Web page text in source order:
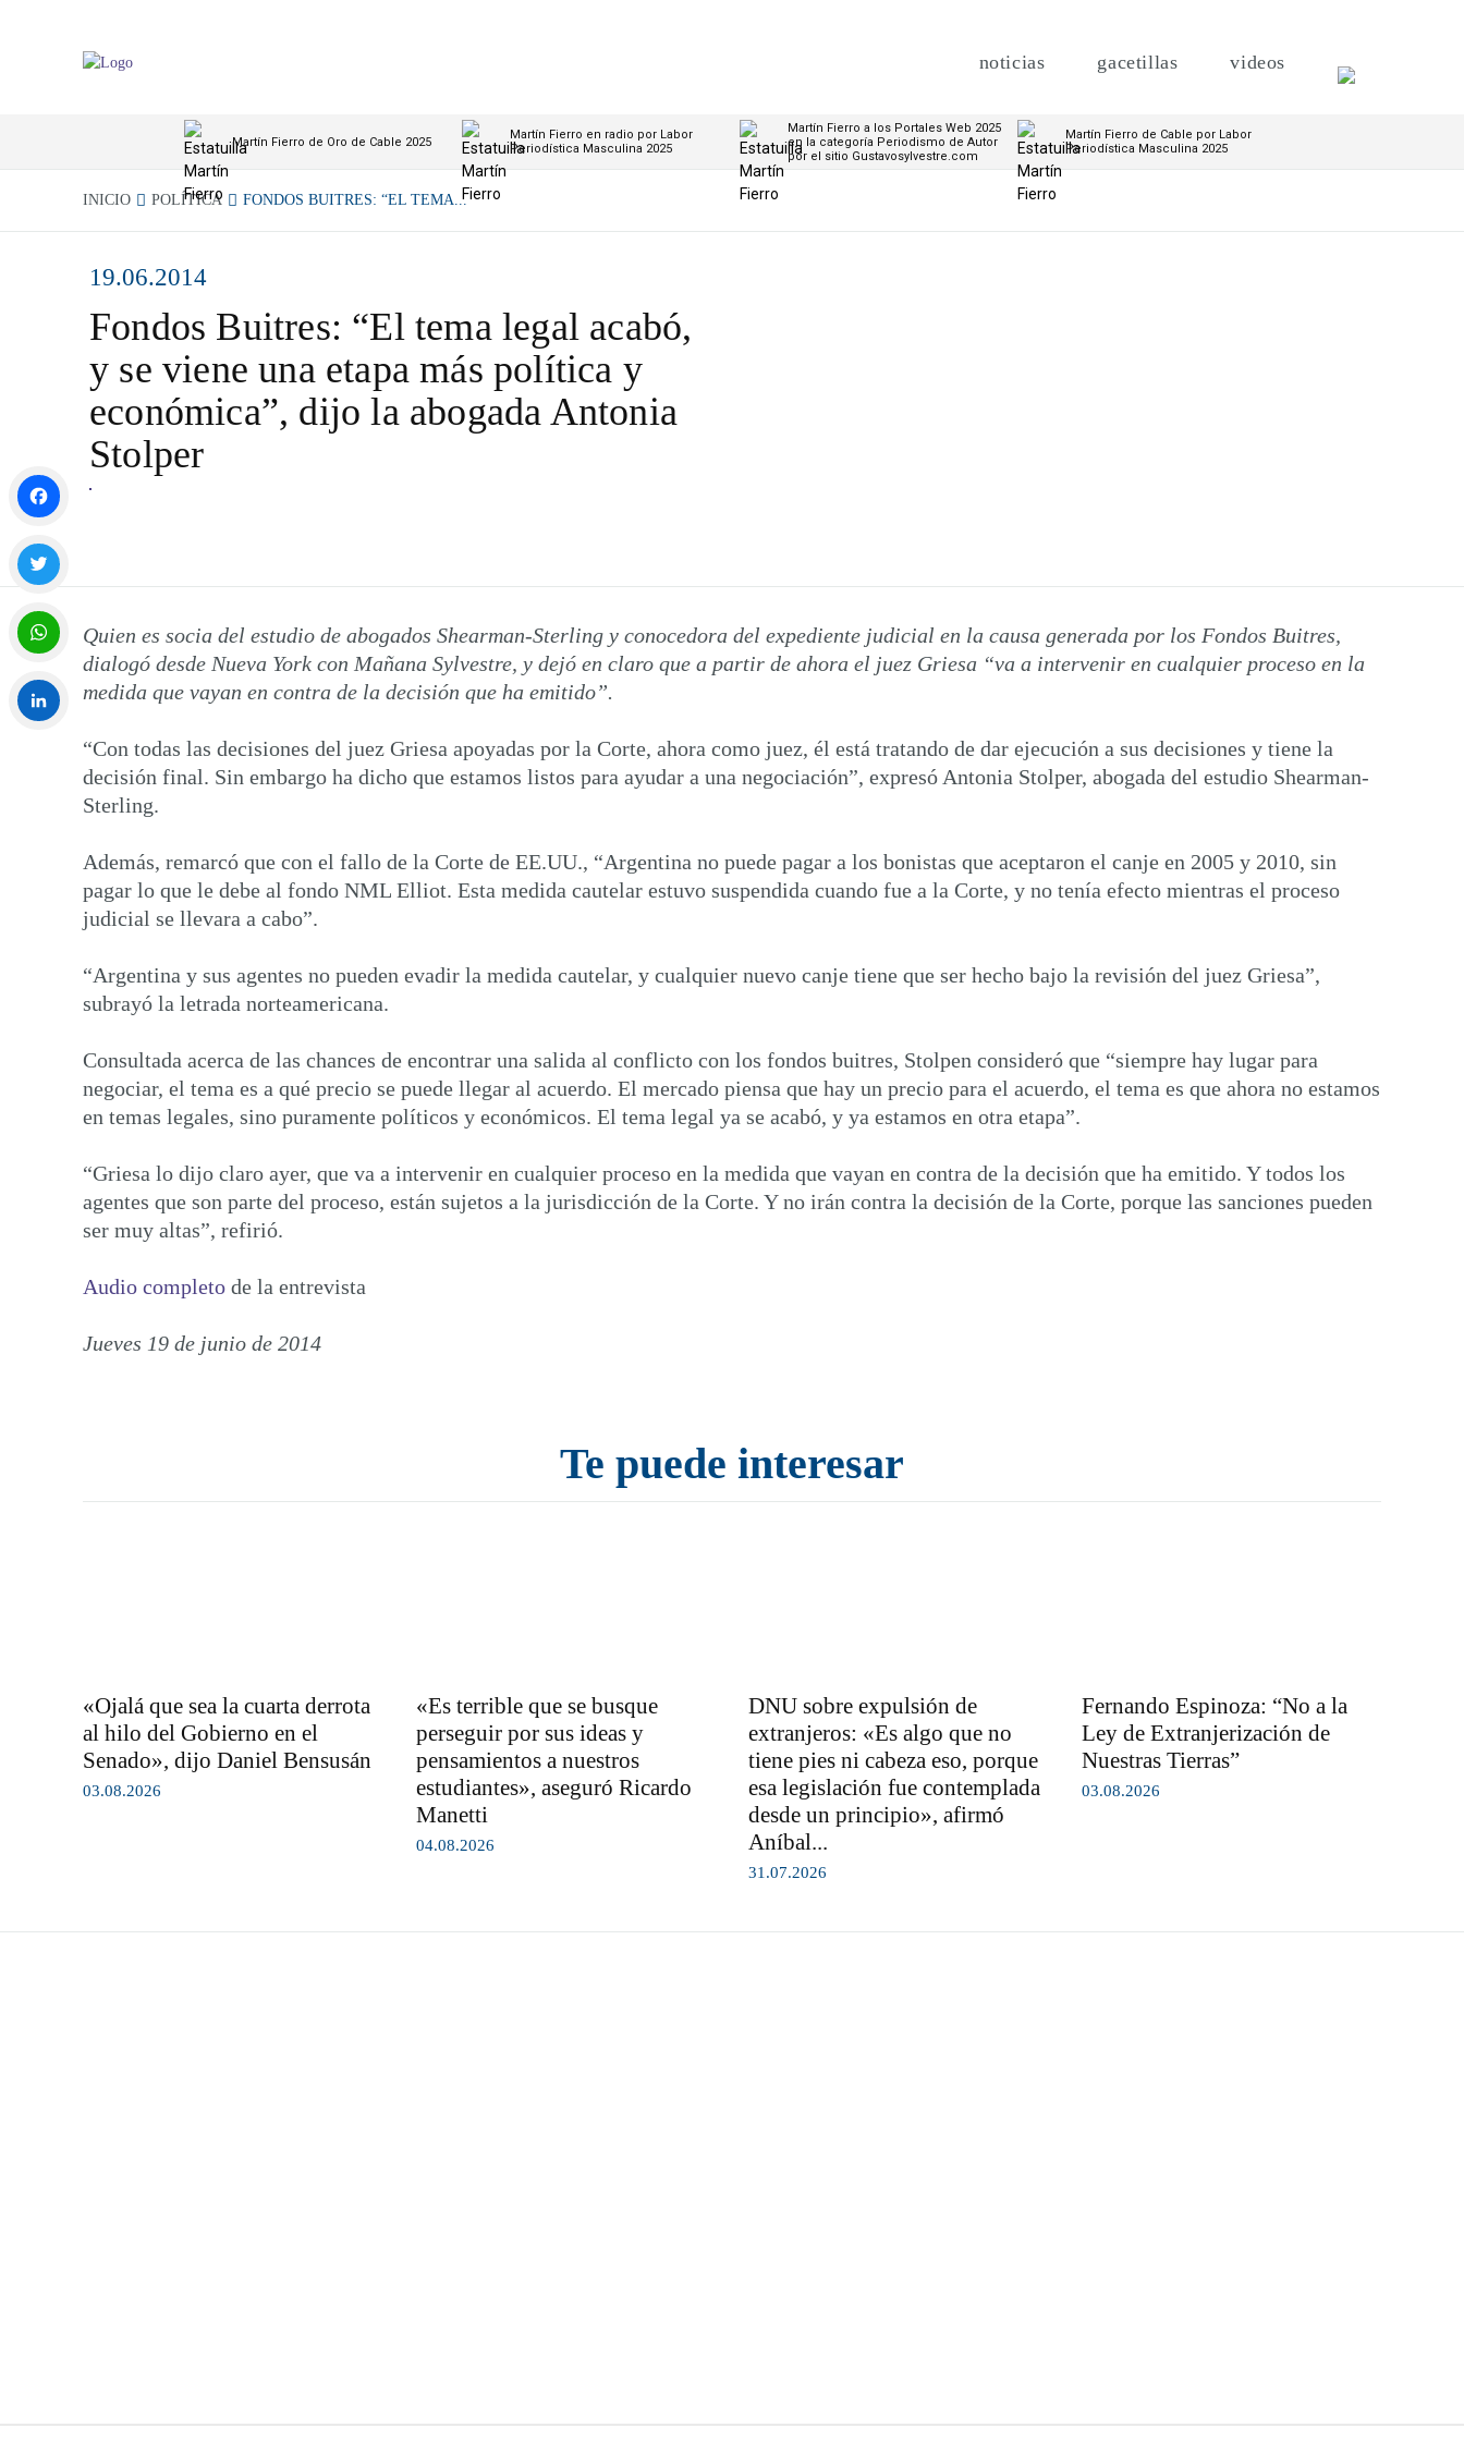
noticias gacetillas videos
Martín Fierro de Oro de Cable 2025
Martín Fierro en radio por Labor
Periodística Masculina 2025
Martín Fierro a los Portales Web 2025
en la categoría Periodismo de Autor
por el sitio Gustavosylvestre.com
Martín Fierro de Cable por Labor
Periodística Masculina 2025
INICIO POLÍTICA FONDOS BUITRES: “EL TEMA...
19.06.2014
Fondos Buitres: “El tema legal acabó,
y se viene una etapa más política y
económica”, dijo la abogada Antonia
Stolper
Quien es socia del estudio de abogados Shearman-Sterling y conocedora del expediente judicial en la causa generada por los Fondos Buitres,
dialogó desde Nueva York con Mañana Sylvestre, y dejó en claro que a partir de ahora el juez Griesa “va a intervenir en cualquier proceso en la
medida que vayan en contra de la decisión que ha emitido”.
“Con todas las decisiones del juez Griesa apoyadas por la Corte, ahora como juez, él está tratando de dar ejecución a sus decisiones y tiene la
decisión final. Sin embargo ha dicho que estamos listos para ayudar a una negociación”, expresó Antonia Stolper, abogada del estudio Shearman-
Sterling.
Además, remarcó que con el fallo de la Corte de EE.UU., “Argentina no puede pagar a los bonistas que aceptaron el canje en 2005 y 2010, sin
pagar lo que le debe al fondo NML Elliot. Esta medida cautelar estuvo suspendida cuando fue a la Corte, y no tenía efecto mientras el proceso
judicial se llevara a cabo”.
“Argentina y sus agentes no pueden evadir la medida cautelar, y cualquier nuevo canje tiene que ser hecho bajo la revisión del juez Griesa”,
subrayó la letrada norteamericana.
Consultada acerca de las chances de encontrar una salida al conflicto con los fondos buitres, Stolpen consideró que “siempre hay lugar para
negociar, el tema es a qué precio se puede llegar al acuerdo. El mercado piensa que hay un precio para el acuerdo, el tema es que ahora no estamos
en temas legales, sino puramente políticos y económicos. El tema legal ya se acabó, y ya estamos en otra etapa”.
“Griesa lo dijo claro ayer, que va a intervenir en cualquier proceso en la medida que vayan en contra de la decisión que ha emitido. Y todos los
agentes que son parte del proceso, están sujetos a la jurisdicción de la Corte. Y no irán contra la decisión de la Corte, porque las sanciones pueden
ser muy altas”, refirió.
Audio completo de la entrevista
Jueves 19 de junio de 2014
Te puede interesar
«Ojalá que sea la cuarta derrota
al hilo del Gobierno en el
Senado», dijo Daniel Bensusán
03.08.2026
«Es terrible que se busque
perseguir por sus ideas y
pensamientos a nuestros
estudiantes», aseguró Ricardo
Manetti
04.08.2026
DNU sobre expulsión de
extranjeros: «Es algo que no
tiene pies ni cabeza eso, porque
esa legislación fue contemplada
desde un principio», afirmó
Aníbal...
31.07.2026
Fernando Espinoza: “No a la
Ley de Extranjerización de
Nuestras Tierras”
03.08.2026
Facebook
Twitter
WhatsApp